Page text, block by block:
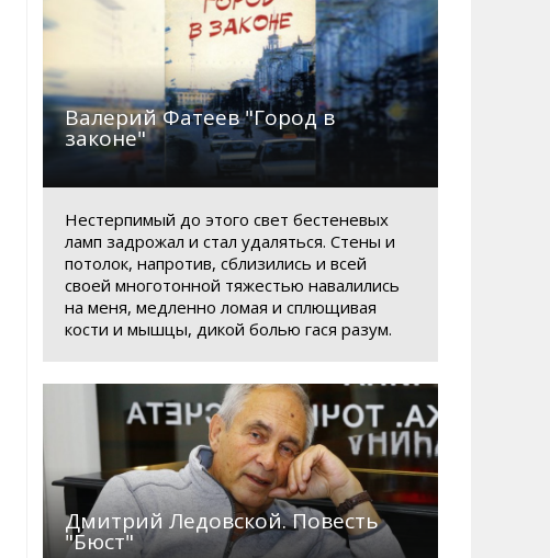
Валерий Фатеев "Город в
законе"
Нестерпимый до этого свет бестеневых
ламп задрожал и стал удаляться. Стены и
потолок, напротив, сблизились и всей
своей многотонной тяжестью навалились
на меня, медленно ломая и сплющивая
кости и мышцы, дикой болью гася разум.
Дмитрий Ледовской. Повесть
"Бюст"